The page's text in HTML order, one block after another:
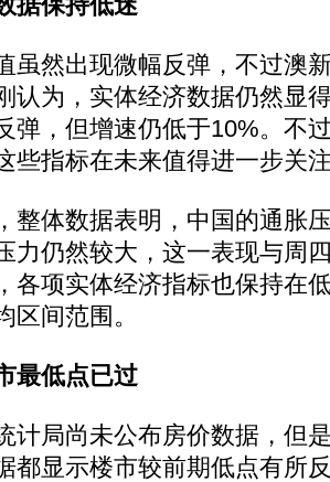
然出现微幅反弹，不过澳
认为，实体经济数据仍然显
弹，但增速仍低于10%。不
些指标在未来值得进一步关
体数据表明，中国的通胀
力仍然较大，这一表现与周
各项实体经济指标也保持在
区间范围。
最低点已过
局尚未公布房价数据，但
都显示楼市较前期低点有所